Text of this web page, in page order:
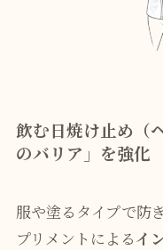
飲む日焼け止め（
のバリア」を強化
服や塗るタイプで防
プリメントによるイ